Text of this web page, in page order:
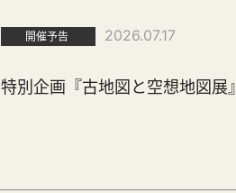
開催予告 2026.07.17
特別企画『古地図と空想地図展』